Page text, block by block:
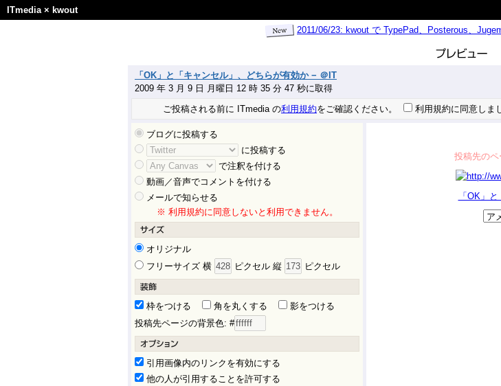
ITmedia× kwout
2011/06/23: kwout で TypePad、Posterous、
「OK」と「キャンセル」、どちらが有効か − ＠IT
2009 年 3 月 9 日 月曜日 12 時 35 分 47 秒に取得
ご投稿される前に ITmedia の利用規約をご確認ください。 利用規約に同意しま
ブログに投稿する
に投稿する
で注釈を付ける
動画／音声でコメントを付ける
メールで知らせる
※ 利用規約に同意しないと利用できません。
オリジナル
フリーサイズ 横
ピクセル 縦 ピクセル
枠をつける 角を丸くする
影をつける
投稿先ページの背景色: #
引用画像内のリンクを有効にする
他の人が引用することを許可する
投稿先のペ
「OK」